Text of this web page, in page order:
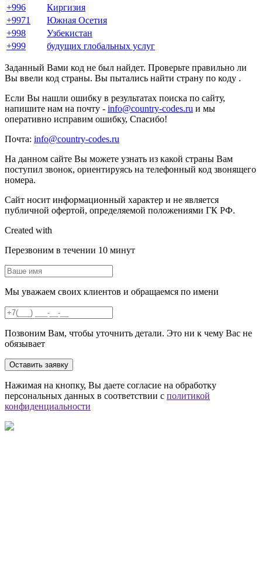
+996
Киргизия
+9971
Южная Осетия
+998
Узбекистан
+999
будущих глобальных услуг
Заданный Вами код не был найдет. Проверьте правильно ли
Вы ввели код страны. Вы пытались найти страну по коду .
Если Вы нашли ошибку в результатах поиска по сайту,
напишите нам на почту - info@country-codes.ru и мы
оперативно исправим ошибку, Спасибо!
Почта: info@country-codes.ru
На данном сайте Вы можете узнать из какой страны Вам
поступил звонок, ориентируясь на телефонный код звонящего
номера.
Сайт носит информационный характер и не является
публичной офертой, определяемой положениями ГК РФ.
Created with
Перезвоним в течении 10 минут
Мы уважаем своих клиентов и обращаемся по имени
Позвоним Вам, чтобы уточнить детали. Это ни к чему Вас не
обязывает
Оставить заявку
Нажимая на кнопку, Вы даете согласие на обработку
персональных данных в соответствии с политикой
конфиденциальности